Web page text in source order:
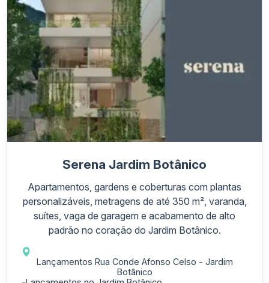
Serena Jardim Botânico
Apartamentos, gardens e coberturas com plantas
personalizáveis, metragens de até 350 m², varanda,
suítes, vaga de garagem e acabamento de alto
padrão no coração do Jardim Botânico.
Lançamentos Rua Conde Afonso Celso - Jardim
Botânico